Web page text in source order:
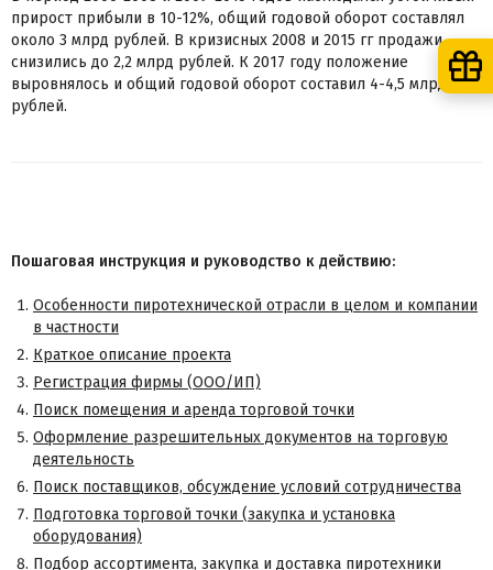
прирост прибыли в 10-12%, общий годовой оборот составлял
около 3 млрд рублей. В кризисных 2008 и 2015 гг продажи
снизились до 2,2 млрд рублей. К 2017 году положение
выровнялось и общий годовой оборот составил 4-4,5 млрд
рублей.
Пошаговая инструкция и руководство к действию:
Особенности пиротехнической отрасли в целом и компании
в частности
Краткое описание проекта
Регистрация фирмы (ООО/ИП)
Поиск помещения и аренда торговой точки
Оформление разрешительных документов на торговую
деятельность
Поиск поставщиков, обсуждение условий сотрудничества
Подготовка торговой точки (закупка и установка
оборудования)
Подбор ассортимента, закупка и доставка пиротехники